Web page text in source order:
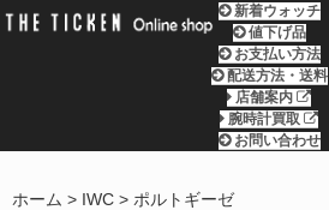
新着ウォッチ
値下げ品
お支払い方法
配送方法・送料
店舗案内
腕時計買取
お問い合わせ
ホーム IWC ポルトギーゼ